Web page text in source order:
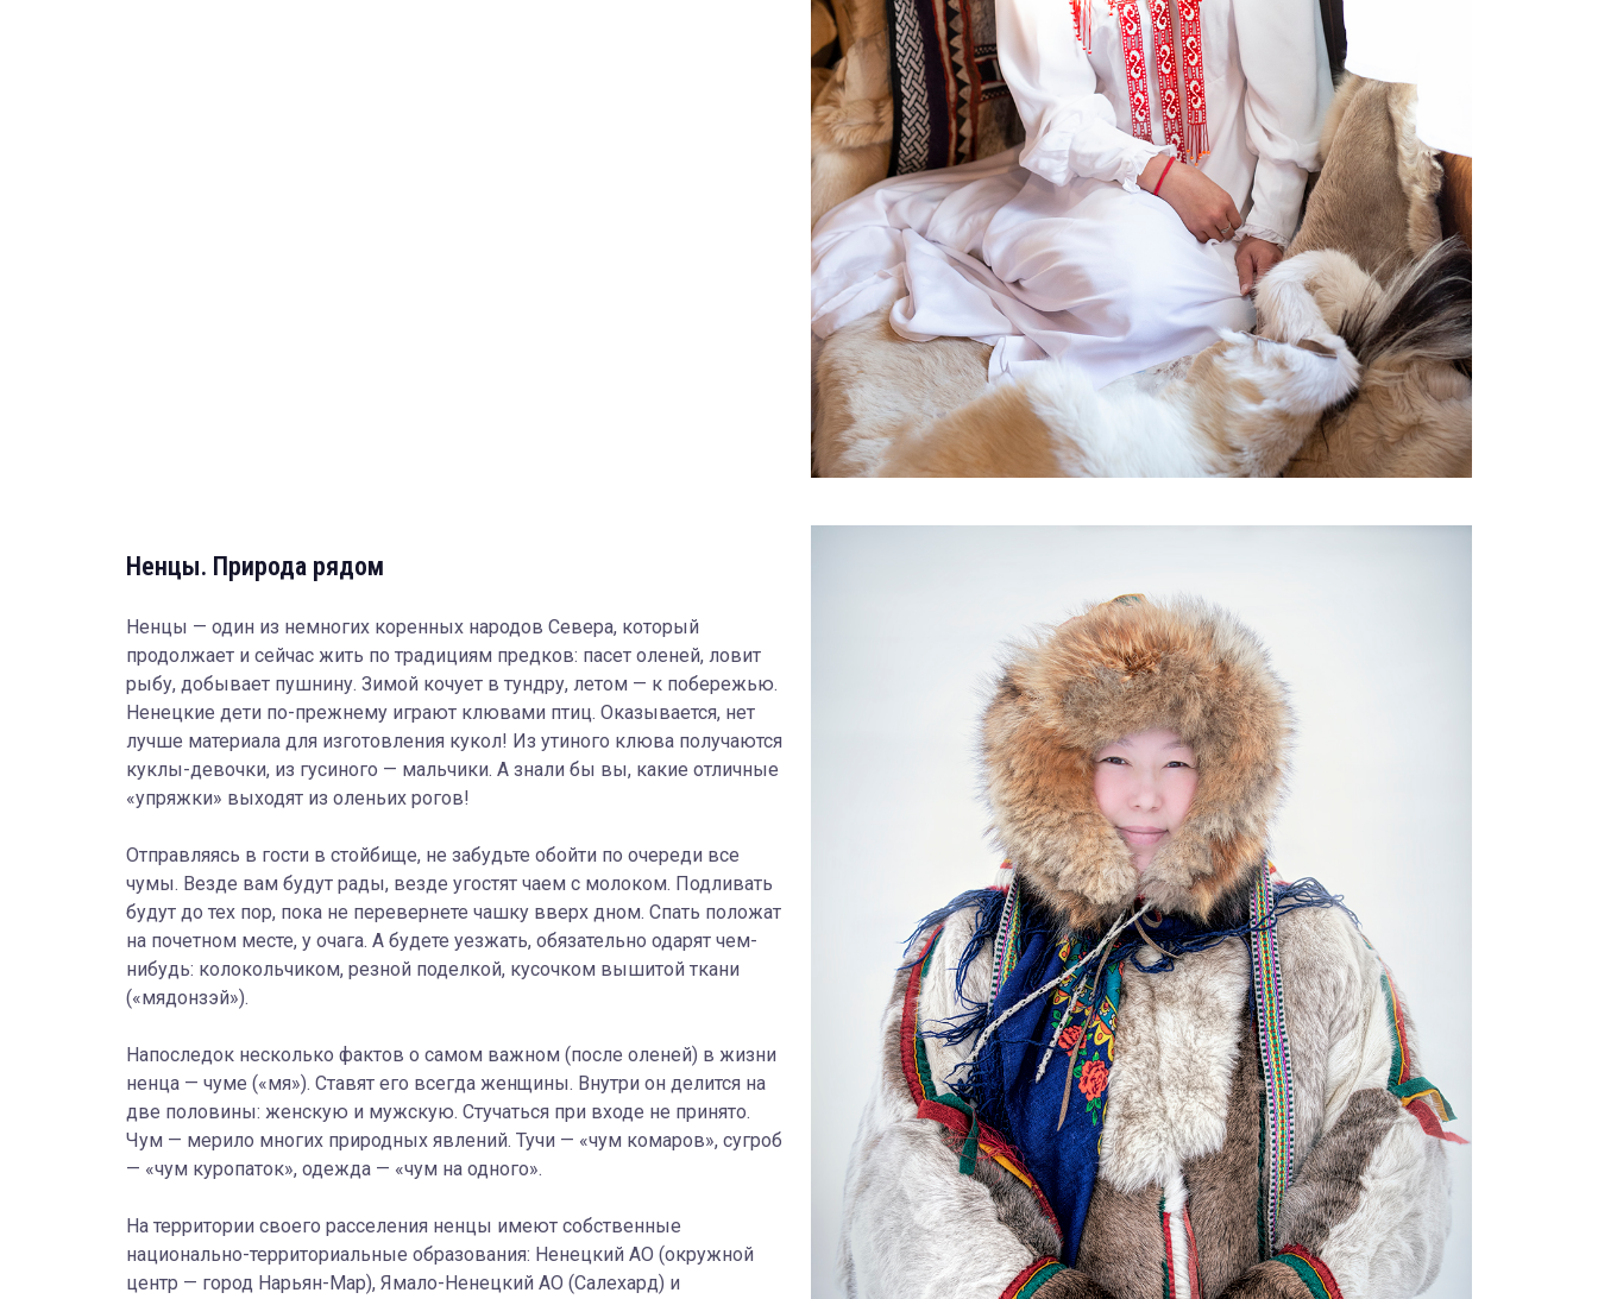
Ненцы. Природа рядом
Ненцы — один из немногих коренных народов Севера, который
продолжает и сейчас жить по традициям предков: пасет оленей, ловит
рыбу, добывает пушнину. Зимой кочует в тундру, летом — к побережью.
Ненецкие дети по-прежнему играют клювами птиц. Оказывается, нет
лучше материала для изготовления кукол! Из утиного клюва получаются
куклы-девочки, из гусиного — мальчики. А знали бы вы, какие отличные
«упряжки» выходят из оленьих рогов!
Отправляясь в гости в стойбище, не забудьте обойти по очереди все
чумы. Везде вам будут рады, везде угостят чаем с молоком. Подливать
будут до тех пор, пока не перевернете чашку вверх дном. Спать положат
на почетном месте, у очага. А будете уезжать, обязательно одарят чем-
нибудь: колокольчиком, резной поделкой, кусочком вышитой ткани
(«мядонзэй»).
Напоследок несколько фактов о самом важном (после оленей) в жизни
ненца — чуме («мя»). Ставят его всегда женщины. Внутри он делится на
две половины: женскую и мужскую. Стучаться при входе не принято.
Чум — мерило многих природных явлений. Тучи — «чум комаров», сугроб
— «чум куропаток», одежда — «чум на одного».
На территории своего расселения ненцы имеют собственные
национально-территориальные образования: Ненецкий АО (окружной
центр — город Нарьян-Мар), Ямало-Ненецкий АО (Салехард) и